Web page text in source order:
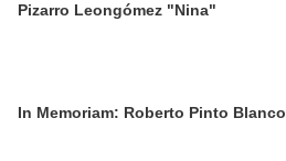
Pizarro Leongómez "Nina"
In Memoriam: Roberto Pinto Blanco